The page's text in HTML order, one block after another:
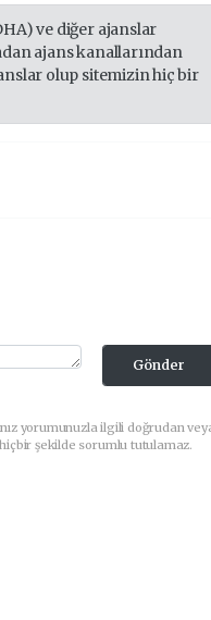
ve diğer ajanslar
ajans kanallarından
olup sitemizin hiç bir
Gönder
yorumunuzla ilgili doğrudan
şekilde sorumlu tutulamaz.